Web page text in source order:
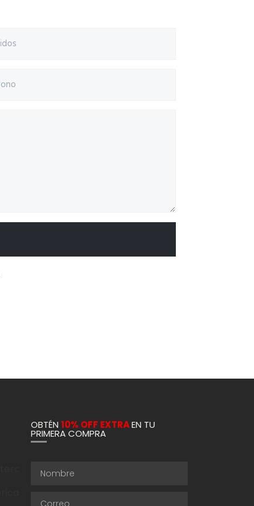
OBTÉN 10% OFF EXTRAEN TU
PRIMERA COMPRA